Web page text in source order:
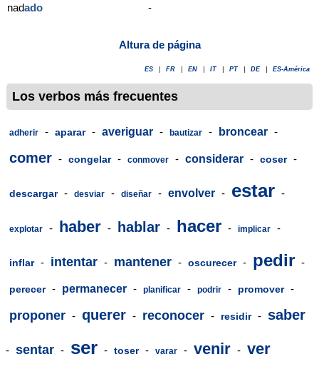
nadado -
Altura de página
ES FR EN IT PT DE ES-América
Los verbos más frecuentes
adherir - aparar - averiguar - bautizar - broncear -
comer - congelar - conmover - considerar - coser -
descargar - desviar - diseñar - envolver - estar -
explotar - haber - hablar - hacer - implicar -
inflar - intentar - mantener - oscurecer - pedir -
perecer - permanecer - planificar - podrir - promover -
proponer - querer - reconocer - residir - saber
- sentar - ser - toser - varar - venir - ver